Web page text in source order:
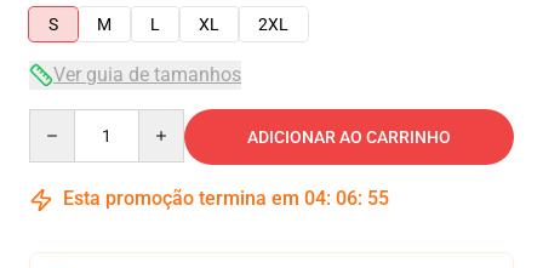
S
M L XL 2XL
Ver guia de tamanhos
ADICIONAR AO CARRINHO
Esta promoção termina em 04: 06: 54